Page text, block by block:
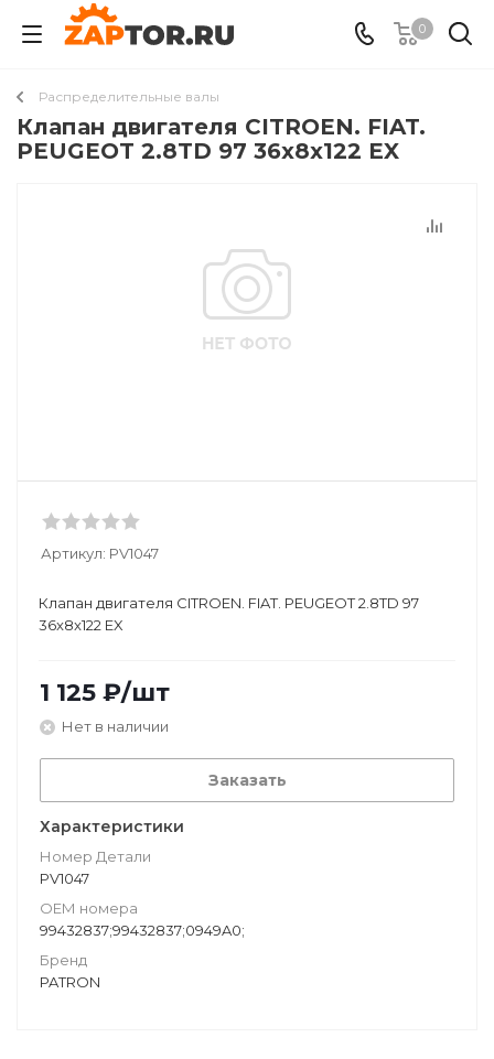
0
Распределительные валы
Клапан двигателя CITROEN. FIAT.
PEUGEOT 2.8TD 97 36x8x122 EX
Артикул: PV1047
Клапан двигателя CITROEN. FIAT. PEUGEOT 2.8TD 97
36x8x122 EX
1 125 ₽/шт
Нет в наличии
Заказать
Характеристики
Номер Детали
PV1047
ОЕМ номера
99432837;99432837;0949A0;
Бренд
PATRON